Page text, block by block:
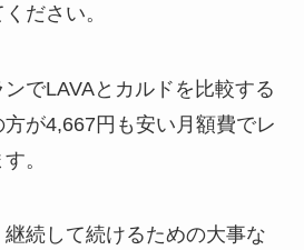
ださい。
でLAVAとカルドを比較する
方が4,667円も安い月額費でレ
。
続して続けるための大事な